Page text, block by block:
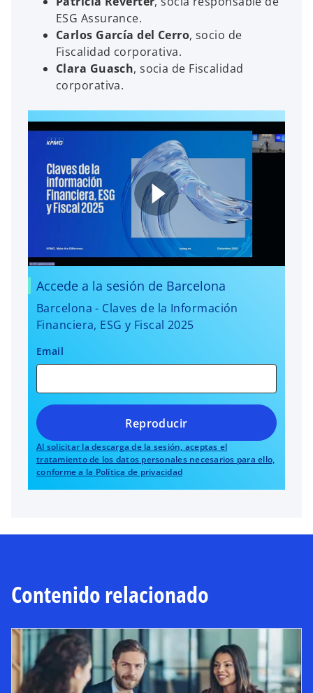
ESG Assurance.
Carlos García del Cerro, socio de
Fiscalidad corporativa.
Clara Guasch, socia de Fiscalidad
corporativa.
Accede a la sesión de Barcelona
Barcelona - Claves de la Información
Financiera, ESG y Fiscal 2025
Email
Reproducir
Al solicitar la descarga de la sesión, aceptas el
tratamiento de los datos personales necesarios para ello,
conforme a la Política de privacidad
Contenido relacionado